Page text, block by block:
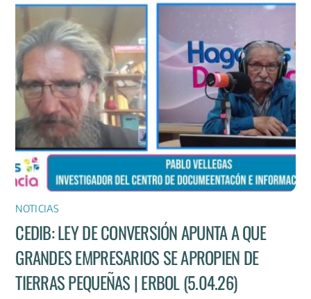
NOTICIAS
CEDIB: LEY DE CONVERSIÓN APUNTA A QUE
GRANDES EMPRESARIOS SE APROPIEN DE
TIERRAS PEQUEÑAS | ERBOL (5.04.26)